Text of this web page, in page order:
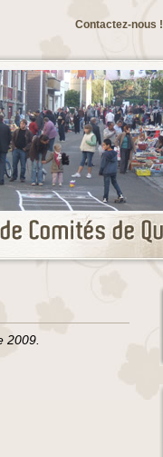
Contactez-nous !
2009.